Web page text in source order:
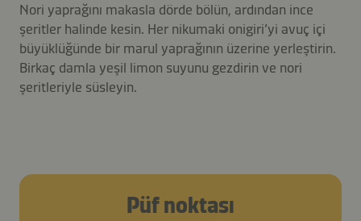
Nori yaprağını makasla dörde bölün, ardından ince
şeritler halinde kesin. Her nikumaki onigiri’yi avuç içi
büyüklüğünde bir marul yaprağının üzerine yerleştirin.
Birkaç damla yeşil limon suyunu gezdirin ve nori
şeritleriyle süsleyin.
Püf noktası